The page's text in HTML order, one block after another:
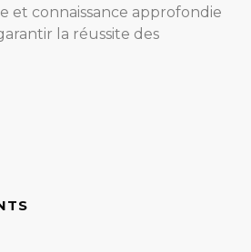
et connaissance approfondie
la réussite des